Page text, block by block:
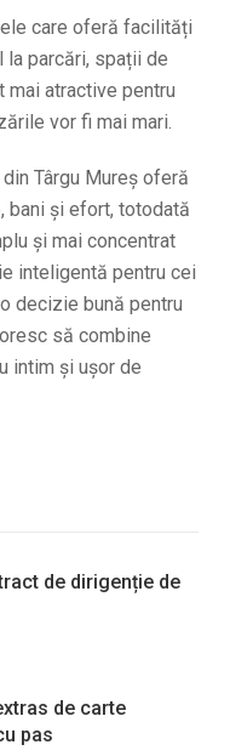
care oferă facilități
la parcări, spații de
atractive pentru
vor fi mai mari.
Târgu Mureş oferă
bani și efort, totodată
și mai concentrat
inteligentă pentru cei
decizie bună pentru
să combine
intim și ușor de
de dirigenție de
de carte
pas